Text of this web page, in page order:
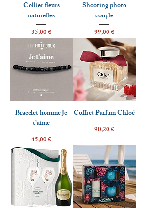
Collier fleurs
naturelles
Prix
35,00 €
Shooting photo
couple
Prix
99,00 €
Bracelet homme Je
t’aime
Prix
45,00 €
Coffret Parfum Chloé
Prix
90,20 €